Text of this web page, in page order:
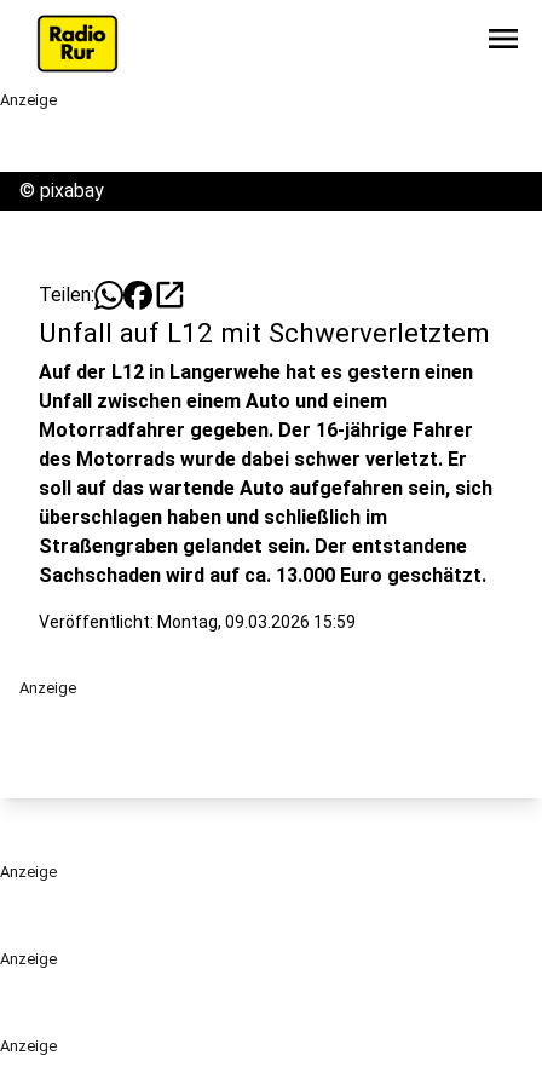
menu
Anzeige
Anzeige
Anzeige
© pixabay
Teilen: open_in_new
Unfall auf L12 mit Schwerverletztem
Auf der L12 in Langerwehe hat es gestern einen
Unfall zwischen einem Auto und einem
Motorradfahrer gegeben. Der 16-jährige Fahrer
des Motorrads wurde dabei schwer verletzt. Er
soll auf das wartende Auto aufgefahren sein, sich
überschlagen haben und schließlich im
Straßengraben gelandet sein. Der entstandene
Sachschaden wird auf ca. 13.000 Euro geschätzt.
Veröffentlicht: Montag, 09.03.2026 15:59
Anzeige
Anzeige